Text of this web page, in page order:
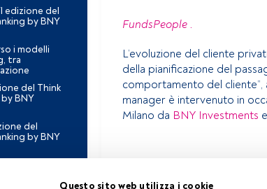
Questo sito web utilizza i cookie
edizione del
by BNY
i modelli
tra
del Think
BNY
del
by BNY
FundsPeople .
L’evoluzione del cliente
della pianificazione del
comportamento del cliente”,
manager è intervenuto in
Milano da BNY Investments e
account, ti invitiamo a